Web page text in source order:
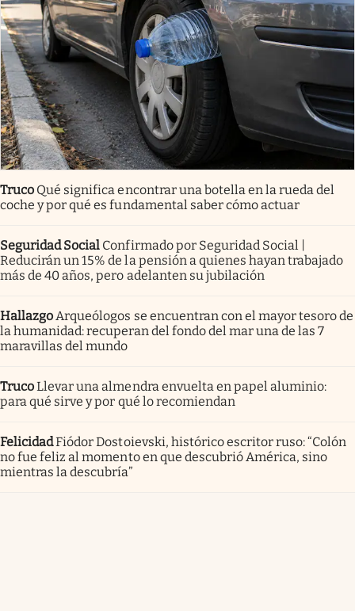
Truco Qué significa encontrar una botella en la rueda del
coche y por qué es fundamental saber cómo actuar
Seguridad Social Confirmado por Seguridad Social |
Reducirán un 15% de la pensión a quienes hayan trabajado
más de 40 años, pero adelanten su jubilación
Hallazgo Arqueólogos se encuentran con el mayor tesoro de
la humanidad: recuperan del fondo del mar una de las 7
maravillas del mundo
TrucoLlevar una almendra envuelta en papel aluminio:
para qué sirve y por qué lo recomiendan
FelicidadFiódor Dostoievski, histórico escritor ruso: “Colón
no fue feliz al momento en que descubrió América, sino
mientras la descubría”